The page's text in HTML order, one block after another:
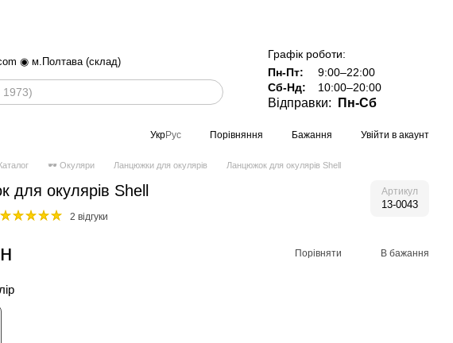
◉ м.Полтава (склад)
Графік роботи:
Пн-Пт:
9:00–22:00
Сб-Нд:
10:00–20:00
Відправки: Пн-Сб
УкрРус Порівняння Бажання Увійти в акаунт
🕶 Окуляри Ланцюжки для окулярів Ланцюжок для окулярів Shell
для окулярів Shell Артикул
13-0043
2 відгуки
Порівняти В бажання